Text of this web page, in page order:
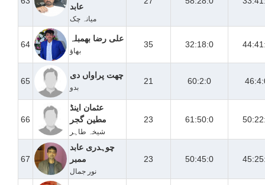
عابد
میانہ چک
64
علی رضا بھمبلہ
بھاؤ
35 32:18:0
65
چھت پراواں دی
بدو
21 60:2:0
66
عثمان اینڈ
مطین گجر
شیخہ طاہر
23 61:50:0
67
چوہدری عابد
ممبر
نور جمال
23 50:45:0